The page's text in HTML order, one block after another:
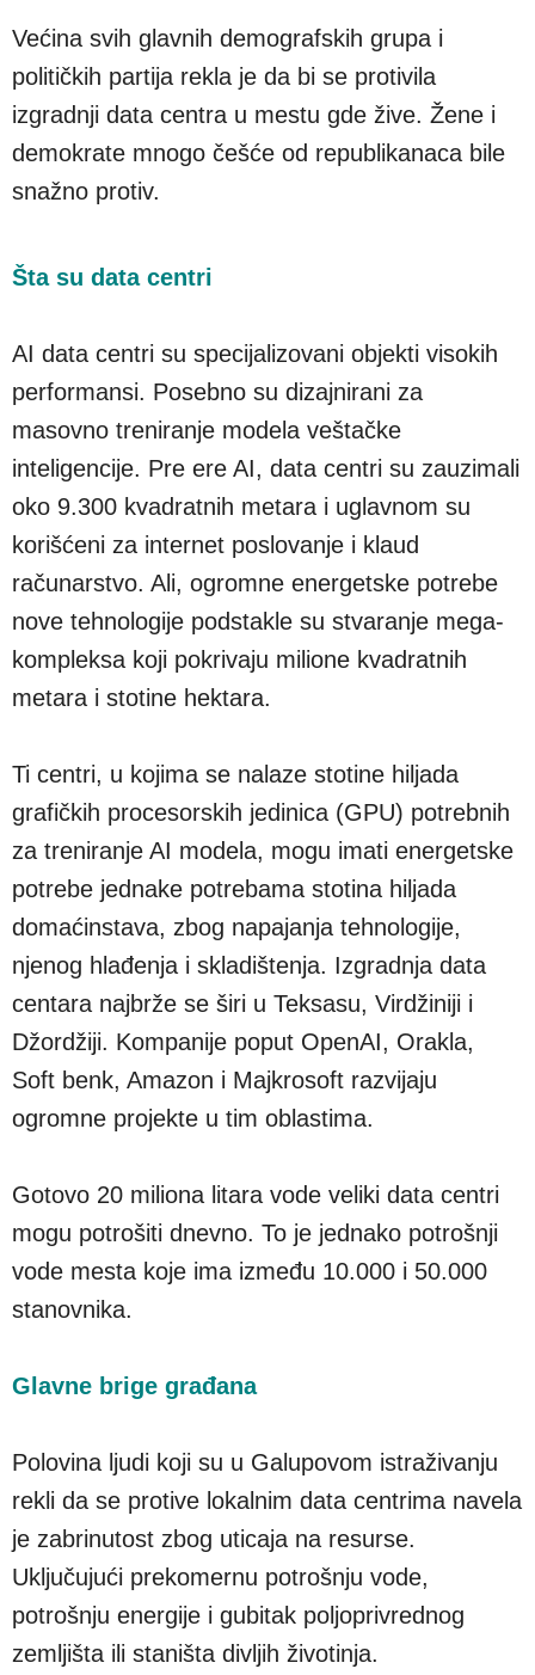
Većina svih glavnih demografskih grupa i
političkih partija rekla je da bi se protivila
izgradnji data centra u mestu gde žive. Žene i
demokrate mnogo češće od republikanaca bile
snažno protiv.
Šta su data centri
AI data centri su specijalizovani objekti visokih
performansi. Posebno su dizajnirani za
masovno treniranje modela veštačke
inteligencije. Pre ere AI, data centri su zauzimali
oko 9.300 kvadratnih metara i uglavnom su
korišćeni za internet poslovanje i klaud
računarstvo. Ali, ogromne energetske potrebe
nove tehnologije podstakle su stvaranje mega-
kompleksa koji pokrivaju milione kvadratnih
metara i stotine hektara.
Ti centri, u kojima se nalaze stotine hiljada
grafičkih procesorskih jedinica (GPU) potrebnih
za treniranje AI modela, mogu imati energetske
potrebe jednake potrebama stotina hiljada
domaćinstava, zbog napajanja tehnologije,
njenog hlađenja i skladištenja. Izgradnja data
centara najbrže se širi u Teksasu, Virdžiniji i
Džordžiji. Kompanije poput OpenAI, Orakla,
Soft benk, Amazon i Majkrosoft razvijaju
ogromne projekte u tim oblastima.
Gotovo 20 miliona litara vode veliki data centri
mogu potrošiti dnevno. To je jednako potrošnji
vode mesta koje ima između 10.000 i 50.000
stanovnika.
Glavne brige građana
Polovina ljudi koji su u Galupovom istraživanju
rekli da se protive lokalnim data centrima navela
je zabrinutost zbog uticaja na resurse.
Uključujući prekomernu potrošnju vode,
potrošnju energije i gubitak poljoprivrednog
zemljišta ili staništa divljih životinja.